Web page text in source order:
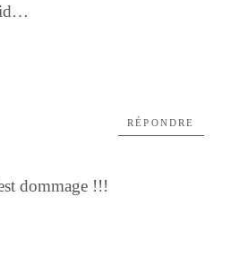
dommage !!!
RÉPONDRE